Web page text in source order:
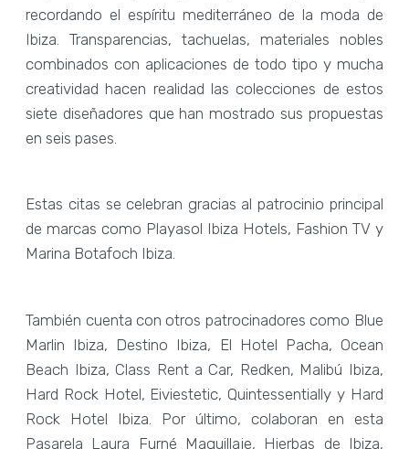
recordando el espíritu mediterráneo de la moda de
Ibiza. Transparencias, tachuelas, materiales nobles
combinados con aplicaciones de todo tipo y mucha
creatividad hacen realidad las colecciones de estos
siete diseñadores que han mostrado sus propuestas
en seis pases.
Estas citas se celebran gracias al patrocinio principal
de marcas como Playasol Ibiza Hotels, Fashion TV y
Marina Botafoch Ibiza.
También cuenta con otros patrocinadores como Blue
Marlin Ibiza, Destino Ibiza, El Hotel Pacha, Ocean
Beach Ibiza, Class Rent a Car, Redken, Malibú Ibiza,
Hard Rock Hotel, Eiviestetic, Quintessentially y Hard
Rock Hotel Ibiza. Por último, colaboran en esta
Pasarela Laura Furné Maquillaje, Hierbas de Ibiza,